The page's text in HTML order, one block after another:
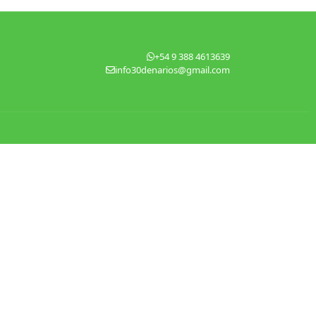
+54 9 388 4613639
info30denarios@gmail.com